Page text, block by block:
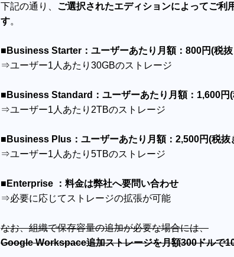
下記の通り、 ご選択されたエディションによってご利
す。
■Business Starter：ユーザーあたり月額：800円(税
⇒ユーザー1人あたり30GBのストレージ
■Business Standard：ユーザーあたり月額：1,600円
⇒ユーザー1人あたり2TBのストレージ
■Business Plus：ユーザーあたり月額：2,500円(税抜
⇒ユーザー1人あたり5TBのストレージ
■Enterprise ：料金は弊社へ要問い合わせ
⇒必要に応じてストレージの拡張が可能
なお、組織で保存容量の追加が必要な場合には、
Google Workspace追加ストレージを月額300ドルで